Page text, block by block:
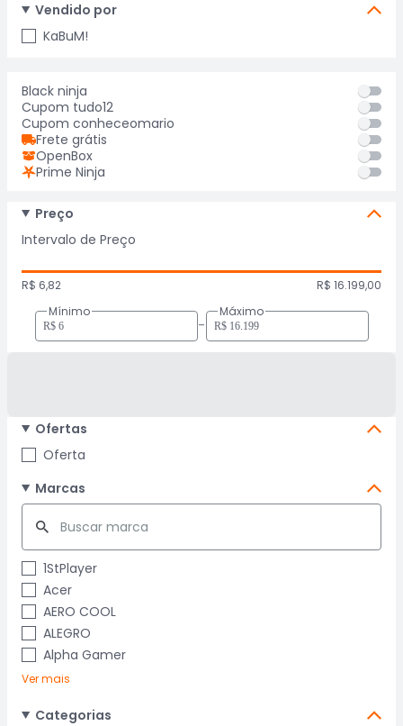
Vendido por
KaBuM!
Black ninja
Cupom tudo12
Cupom conheceomario
Frete grátis
OpenBox
Prime Ninja
Preço
Intervalo de Preço
R$ 6,82
R$ 16.199,00
Mínimo
-
Máximo
Ofertas
Oferta
Marcas
1StPlayer
Acer
AERO COOL
ALEGRO
Alpha Gamer
Ver mais
Categorias